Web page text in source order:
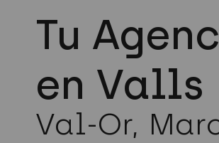
Tu
en Valls
Val-Or,